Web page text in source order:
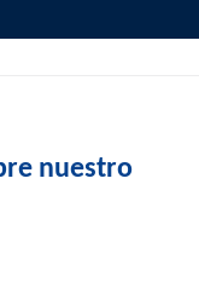
nuestro